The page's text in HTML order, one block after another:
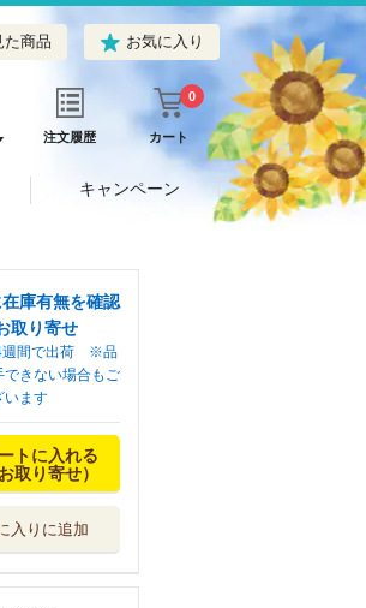
た商品 お気に入り
注文履歴 カート
0
キャンペーン
庫有無を確認
取り寄せ
週間で出荷 ※品
できない場合もご
います
トに入れる
お取り寄せ）
入りに追加